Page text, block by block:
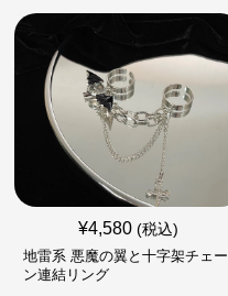
¥4,580 (税込)
地雷系 悪魔の翼と十字架チェー
ン連結リング